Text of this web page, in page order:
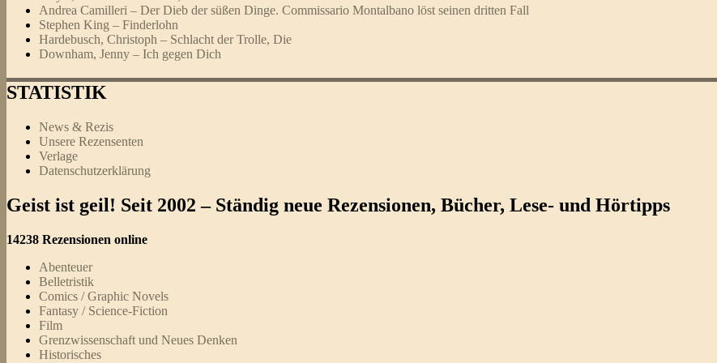
Andrea Camilleri – Der Dieb der süßen Dinge. Commissario Montalbano löst seinen dritten Fall
Stephen King – Finderlohn
Hardebusch, Christoph – Schlacht der Trolle, Die
Downham, Jenny – Ich gegen Dich
STATISTIK
News & Rezis
Unsere Rezensenten
Verlage
Datenschutzerklärung
Geist ist geil! Seit 2002 – Ständig neue Rezensionen, Bücher, Lese- und Hörtipps
14238 Rezensionen online
Abenteuer
Belletristik
Comics / Graphic Novels
Fantasy / Science-Fiction
Film
Grenzwissenschaft und Neues Denken
Historisches